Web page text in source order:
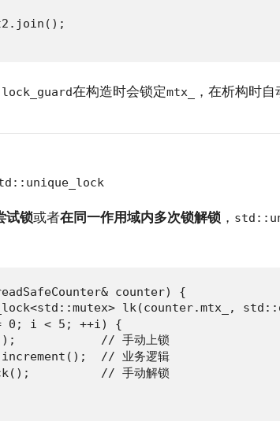
在构造时会锁定mtx_ ，在析构时
试锁或者在同一作用域内多次锁解锁 ，
counter) {
lk(counter.mtx_,
0; i < 5; ++i) {
// 手动上锁
// 业务逻辑
// 手动解锁